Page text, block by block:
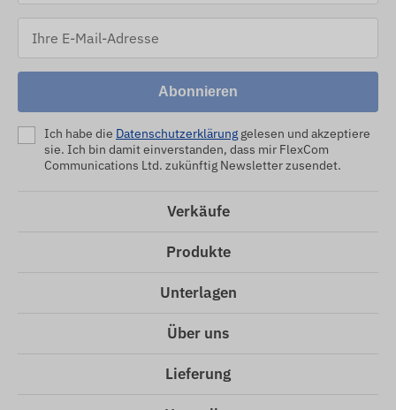
Abonnieren
Ich habe die Datenschutzerklärung gelesen und akzeptiere
sie. Ich bin damit einverstanden, dass mir FlexCom
Communications Ltd. zukünftig Newsletter zusendet.
Verkäufe
Produkte
Unterlagen
Über uns
Lieferung